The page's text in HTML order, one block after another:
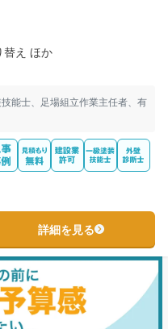
替え ほか
能士、足場組立作業主任者、有
詳細を見る